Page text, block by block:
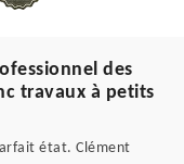
des
travaux à petits
état. Clément